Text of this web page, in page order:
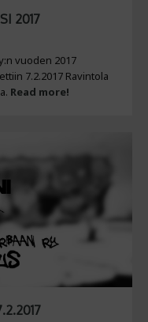
2017
vuoden 2017
7.2.2017 Ravintola
Read more!